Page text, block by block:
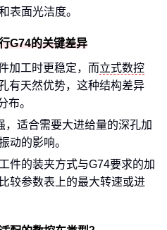
表面光洁度。
G74的关键差异
加工时更稳定，而立式数控
有天然优势，这种结构差异
布。
适合需要大进给量的深孔加
动的影响。
件的装夹方式与G74要求的加
较参数表上的最大转速或进